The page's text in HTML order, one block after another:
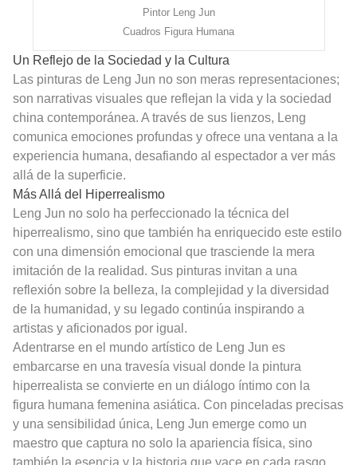
Pintor Leng Jun
Cuadros Figura Humana
Un Reflejo de la Sociedad y la Cultura
Las pinturas de Leng Jun no son meras representaciones;
son narrativas visuales que reflejan la vida y la sociedad
china contemporánea. A través de sus lienzos, Leng
comunica emociones profundas y ofrece una ventana a la
experiencia humana, desafiando al espectador a ver más
allá de la superficie.
Más Allá del Hiperrealismo
Leng Jun no solo ha perfeccionado la técnica del
hiperrealismo, sino que también ha enriquecido este estilo
con una dimensión emocional que trasciende la mera
imitación de la realidad. Sus pinturas invitan a una
reflexión sobre la belleza, la complejidad y la diversidad
de la humanidad, y su legado continúa inspirando a
artistas y aficionados por igual.
Adentrarse en el mundo artístico de Leng Jun es
embarcarse en una travesía visual donde la pintura
hiperrealista se convierte en un diálogo íntimo con la
figura humana femenina asiática. Con pinceladas precisas
y una sensibilidad única, Leng Jun emerge como un
maestro que captura no solo la apariencia física, sino
también la esencia y la historia que yace en cada rasgo.